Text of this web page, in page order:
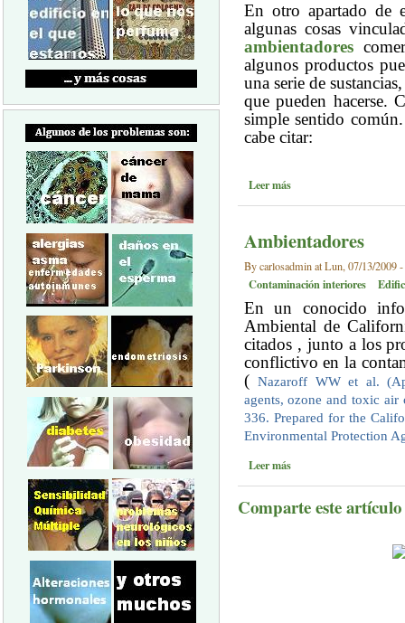
En otro apartado de
algunas cosas
ambientadores
algunos productos
una serie de
que pueden hacerse.
simple sentido
cabe citar:
Leer más
Ambientadores
By carlosadmin at Lun, 07/13/2009
Contaminación interiores
En un conocido
Ambiental de
citados , junto a los
conflictivo en la
(Nazaroff WW et al.
agents, ozone and toxic
336. Prepared for the
Environmental Protection
Leer más
Comparte este artículo